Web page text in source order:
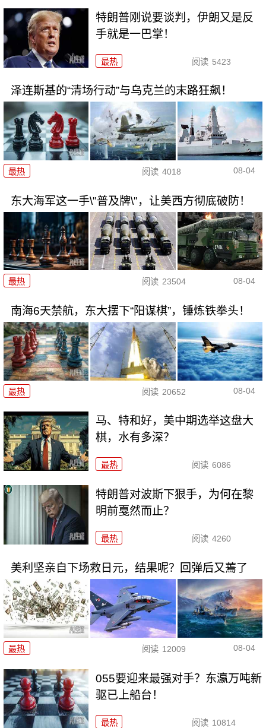
特朗普刚说要谈判，伊朗又是反
手就是一巴掌！
最热 阅读 5423
泽连斯基的“清场行动”与乌克兰的末路狂飙！
最热 阅读 4018 08-04
东大海军这一手\"普及牌\"，让美西方彻底破防！
最热 阅读 23504 08-04
南海6天禁航，东大摆下“阳谋棋”，锤炼铁拳头！
最热 阅读 20652 08-04
马、特和好，美中期选举这盘大
棋，水有多深？
最热 阅读 6086
特朗普对波斯下狠手，为何在黎
明前戛然而止？
最热 阅读 4260
美利坚亲自下场救日元，结果呢？回弹后又蔫了
最热 阅读 12009 08-04
055要迎来最强对手？东瀛万吨新
驱已上船台！
最热 阅读 10814